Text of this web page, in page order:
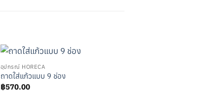
อุปกรณ์ HORECA
ถาดใส่แก้วแบบ 9 ช่อง
฿570.00